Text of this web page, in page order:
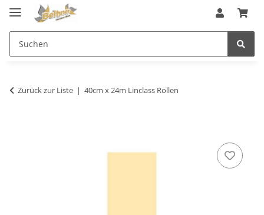
Zurück zur Liste 40cm x 24m Linclass Rollen